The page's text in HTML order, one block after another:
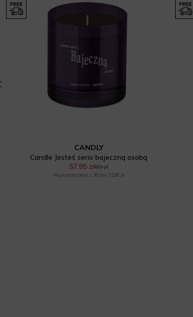
CANDLY
Candle Jesteś serio bajeczną osobą
57,85 zł89 zł
Najniższa cena z 30 dni: 72,98 zł